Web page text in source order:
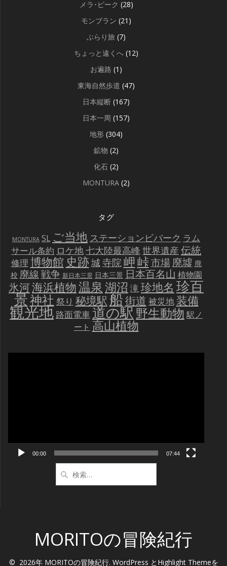
メラ･ピーク (28)
モンブラン (21)
ぶらり旅 (7)
ちょっと遠くへ (12)
お遍路 (1)
東海自然歩道 (47)
日本縦断 (167)
日本一周 (157)
地形 (304)
鉱物 (2)
化石 (2)
MONTURA (2)
タグ
MONTURA SL ご当地 ステーションビバーク ラム
サール条約 ロケ地七大陸最高峰 世界遺産 伝統
修理 博物館 史跡城寺院岬峠市場 廃墟 廃
校 廃線戦争 新日本三景 日本三景 日本百名山 植物園
氷河海浜植物温泉湖沼 滝珍地名 珍百
景神社 祭り 秘境駅船街道 被災地 装備
観光地 路面電車道の駅野生動物 駅ノ
ート 高山植物
00:00 07:44
索:
MORITOの冒険紀行
© 2026年 MORITOの冒険紀行. WordPress と Highlight Themeを